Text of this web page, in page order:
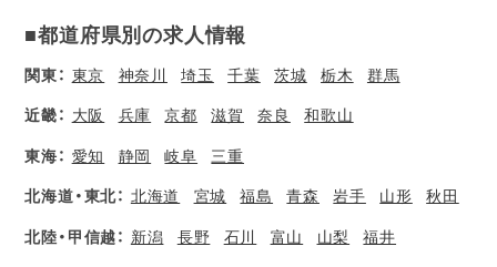
■都道府県別の求人情報
関東： 東京 神奈川 埼玉 千葉 茨城 栃木 群馬
近畿： 大阪 兵庫 京都 滋賀 奈良 和歌山
東海： 愛知 静岡 岐阜 三重
北海道・東北： 北海道 宮城 福島 青森 岩手 山形 秋田
北陸・甲信越： 新潟 長野 石川 富山 山梨 福井